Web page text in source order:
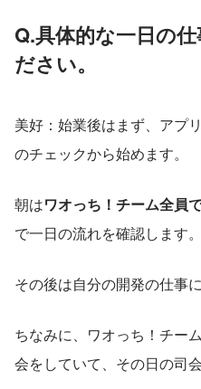
Q.具体的な一日の
ださい。
美好：始業後はまず、アプ
のチェックから始めます。
朝はワオっち！チーム全員
で一日の流れを確認します。
その後は自分の開発の仕事
ちなみに、ワオっち！チー
会をしていて、その日の司